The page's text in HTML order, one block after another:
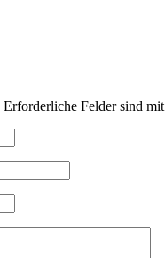
Erforderliche Felder sind mit